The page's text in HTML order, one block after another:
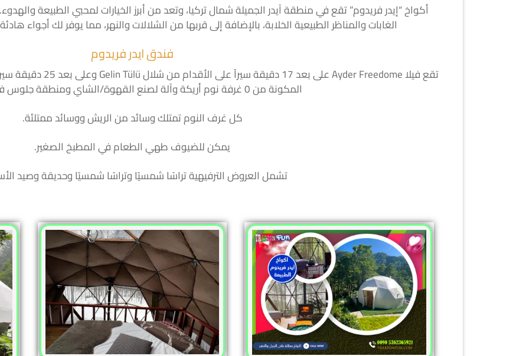
أكواخ “إيدر فريدوم” تقع في منطقة آيدر الجميلة شمال تركيا، وتعد من أبرز الخيارات لمحبي الطبيعة
الغابات والمناظر الطبيعية الخلابة، بالإضافة إلى قربها من الشلالات والنهر، مما يوفر لك أجواء
فندق ايدر فريدوم
المكونة من 0 غرفة نوم أريكة وآلة لصنع القهوة/الشاي ومنطقة جلوس في غرفها.
كل غرف النوم تمتلك وسائد من الريش ووسائد ممتلئة.
يمكن للضيوف طهي الطعام في المطبخ الصغير.
تشمل العروض الترفيهية تراسًا شمسيًا وتراسًا شمسيًا وحديقة وصيد